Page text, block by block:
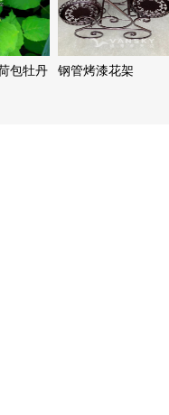
包牡丹
钢管烤漆花架